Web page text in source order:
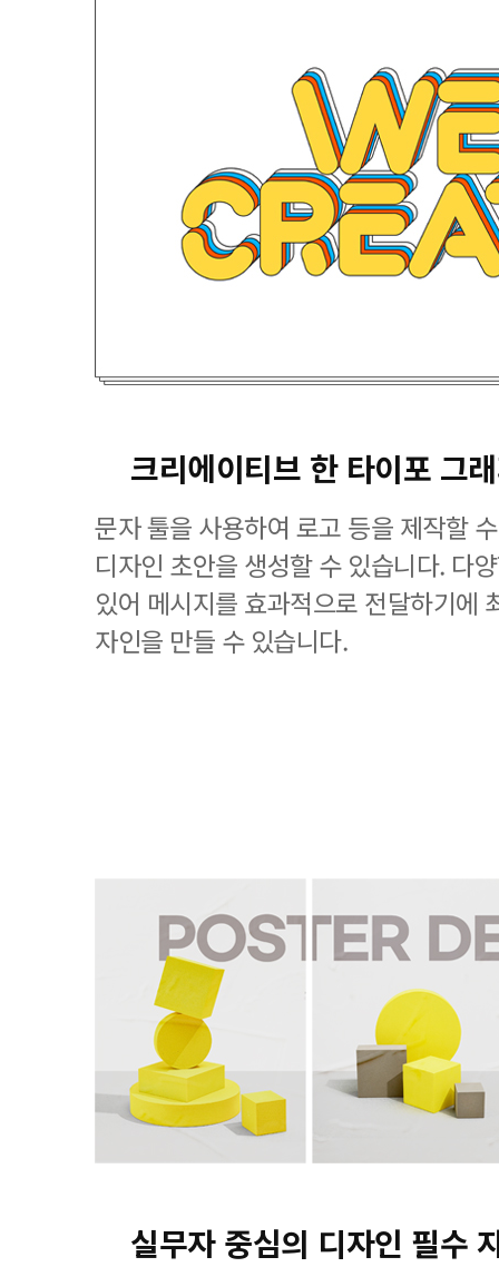
크리에이티브 한 타이포 그
문자 툴을 사용하여 로고 등을 제작할
디자인 초안을 생성할 수 있습니다. 다
있어 메시지를 효과적으로 전달하기에
자인을 만들 수 있습니다.
실무자 중심의 디자인 필수